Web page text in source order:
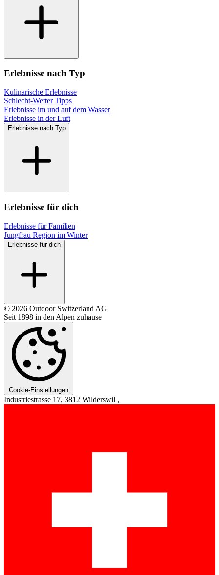
Erlebnisse nach Typ
Kulinarische Erlebnisse
Schlecht-Wetter Tipps
Erlebnisse im und auf dem Wasser
Erlebnisse in der Luft
Erlebnisse nach Typ
Erlebnisse für dich
Erlebnisse für Familien
Jungfrau Region im Winter
Erlebnisse für dich
© 2026 Outdoor Switzerland AG
Seit 1898 in den Alpen zuhause
Cookie-Einstellungen
Industriestrasse 17, 3812 Wilderswil ,